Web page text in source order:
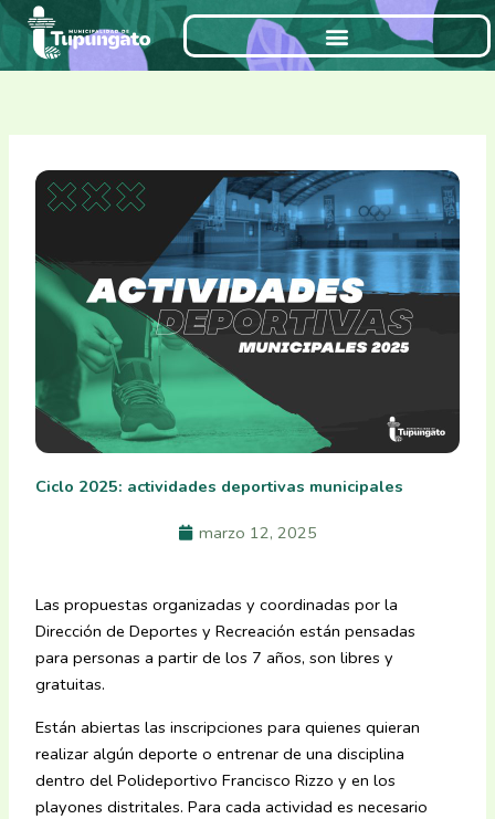
Ir
contenido
Ciclo 2025: actividades deportivas municipales
marzo 12, 2025
Las propuestas organizadas y coordinadas por la
Dirección de Deportes y Recreación están pensadas
para personas a partir de los 7 años, son libres y
gratuitas.
Están abiertas las inscripciones para quienes quieran
realizar algún deporte o entrenar de una disciplina
dentro del Polideportivo Francisco Rizzo y en los
playones distritales. Para cada actividad es necesario